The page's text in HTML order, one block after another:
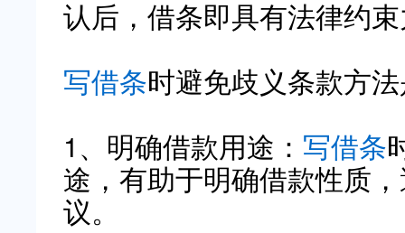
认后，借条即具有法律约
写借条时避免歧义条款方
1、明确借款用途： 写借条
途，有助于明确借款性质
议。